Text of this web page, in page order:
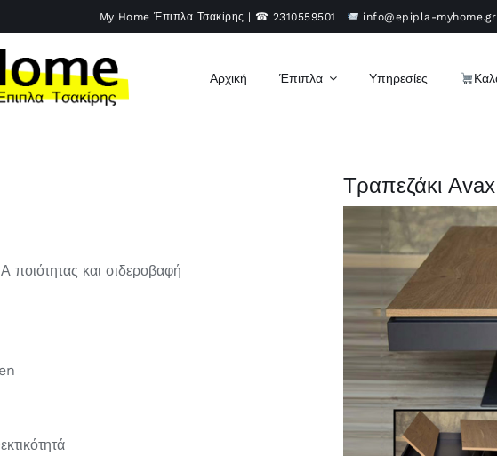
My Home Έπιπλα Τσακίρης | ☎ 2310559501 | info@epipla-myhome.gr
Αρχική Έπιπλα Υπηρεσίες
και σιδεροβαφή
Τραπεζάκι Avax